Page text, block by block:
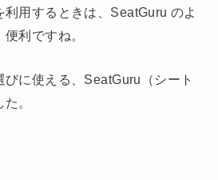
用するときは、SeatGuru のよ
利ですね。
びに使える、SeatGuru（シート
。